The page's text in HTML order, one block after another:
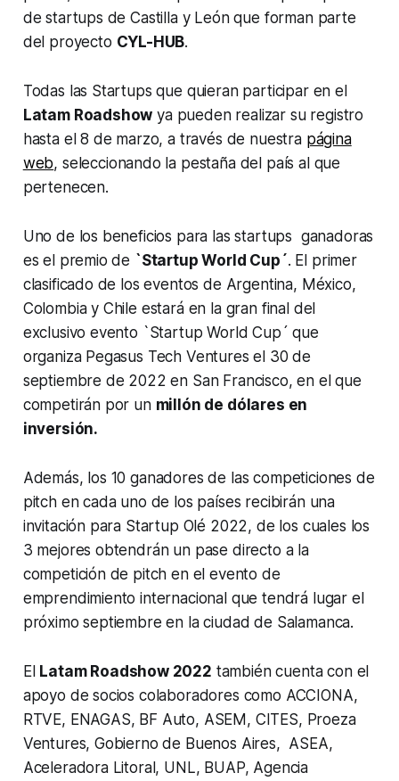
de startups de Castilla y León que forman parte
del proyecto CYL-HUB.
Todas las Startups que quieran participar en el
Latam Roadshow ya pueden realizar su registro
hasta el 8 de marzo, a través de nuestra página
web, seleccionando la pestaña del país al que
pertenecen.
Uno de los beneficios para las startups ganadoras
es el premio de `Startup World Cup´. El primer
clasificado de los eventos de Argentina, México,
Colombia y Chile estará en la gran final del
exclusivo evento `Startup World Cup´ que
organiza Pegasus Tech Ventures el 30 de
septiembre de 2022 en San Francisco, en el que
competirán por un millón de dólares en
inversión.
Además, los 10 ganadores de las competiciones de
pitchen cada uno de los países recibirán una
invitación para Startup Olé 2022, de los cuales los
3 mejores obtendrán un pase directo a la
competición de pitch en el evento de
emprendimiento internacional que tendrá lugar el
próximo septiembre en la ciudad de Salamanca.
El Latam Roadshow 2022 también cuenta con el
apoyo de socios colaboradores como ACCIONA,
RTVE, ENAGAS, BF Auto, ASEM, CITES, Proeza
Ventures, Gobierno de Buenos Aires, ASEA,
Aceleradora Litoral, UNL, BUAP, Agencia